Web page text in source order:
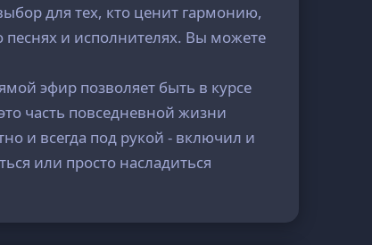
для тех, кто ценит гармонию,
и исполнителях. Вы можете
эфир позволяет быть в курсе
часть повседневной жизни
и всегда под рукой - включил и
или просто насладиться